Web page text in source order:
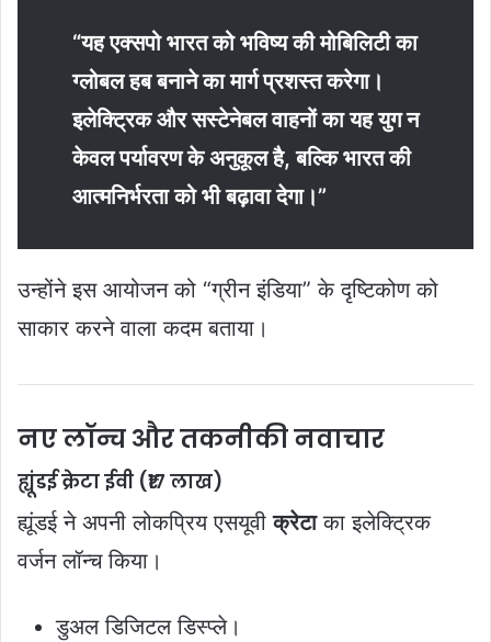
“यह एक्सपो भारत को भविष्य की मोबिलिटी का
ग्लोबल हब बनाने का मार्ग प्रशस्त करेगा।
इलेक्ट्रिक और सस्टेनेबल वाहनों का यह युग न
केवल पर्यावरण के अनुकूल है, बल्कि भारत की
आत्मनिर्भरता को भी बढ़ावा देगा।”
उन्होंने इस आयोजन को “ग्रीन इंडिया” के दृष्टिकोण को
साकार करने वाला कदम बताया।
नए लॉन्च और तकनीकी नवाचार
ह्यूंडई क्रेटा ईवी (₹17 लाख)
ह्यूंडई ने अपनी लोकप्रिय एसयूवीक्रेटाका इलेक्ट्रिक
वर्जन लॉन्च किया।
डुअल डिजिटल डिस्प्ले।